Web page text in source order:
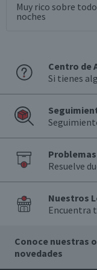
Muy rico sobre
noches
Centro de
Si tienes
Resuelve
Nuestros
Encuentra
Conoce nuestras
novedades